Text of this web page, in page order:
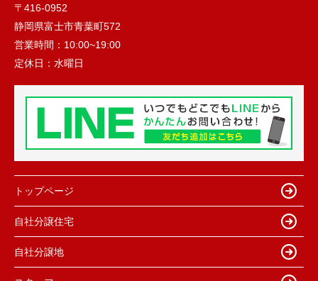
〒416-0952
静岡県富士市青葉町572
営業時間： 10:00~19:00
定休日： 水曜日
トップページ
自社分譲住宅
自社分譲地